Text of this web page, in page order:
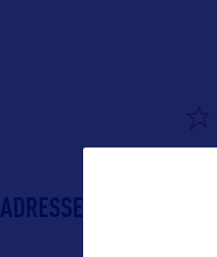
ADRESSES